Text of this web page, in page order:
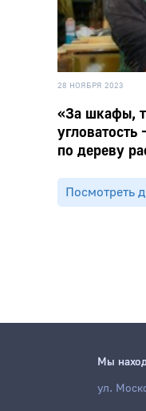
28 НОЯБРЯ 2023
«За шкафы,
по дереву
Посмотреть
Мы
ул.